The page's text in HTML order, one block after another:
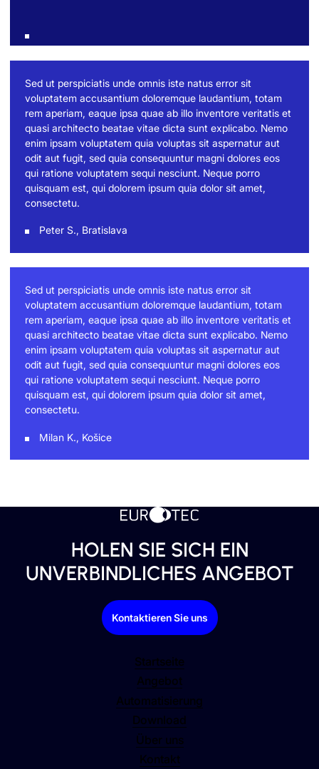
Sed ut perspiciatis unde omnis iste natus error sit
voluptatem accusantium doloremque laudantium, totam
rem aperiam, eaque ipsa quae ab illo inventore veritatis et
quasi architecto beatae vitae dicta sunt explicabo. Nemo
enim ipsam voluptatem quia voluptas sit aspernatur aut
odit aut fugit, sed quia consequuntur magni dolores eos
qui ratione voluptatem sequi nesciunt. Neque porro
quisquam est, qui dolorem ipsum quia dolor sit amet,
consectetu.
Peter S., Bratislava
Sed ut perspiciatis unde omnis iste natus error sit
voluptatem accusantium doloremque laudantium, totam
rem aperiam, eaque ipsa quae ab illo inventore veritatis et
quasi architecto beatae vitae dicta sunt explicabo. Nemo
enim ipsam voluptatem quia voluptas sit aspernatur aut
odit aut fugit, sed quia consequuntur magni dolores eos
qui ratione voluptatem sequi nesciunt. Neque porro
quisquam est, qui dolorem ipsum quia dolor sit amet,
consectetu.
Milan K., Košice
HOLEN SIE SICH EIN
UNVERBINDLICHES ANGEBOT
Kontaktieren Sie uns
Startseite
Angebot
Automatisierung
Download
Über uns
Kontakt